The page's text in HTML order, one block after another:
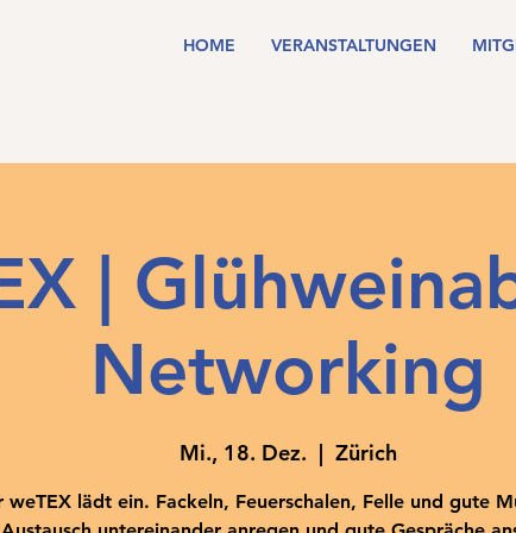
HOME VERANSTALTUNGEN
|
Networking
Mi., 18. Dez.
  |
Zürich
weTEX lädt ein. Fackeln, Feuerschalen, Felle und gute